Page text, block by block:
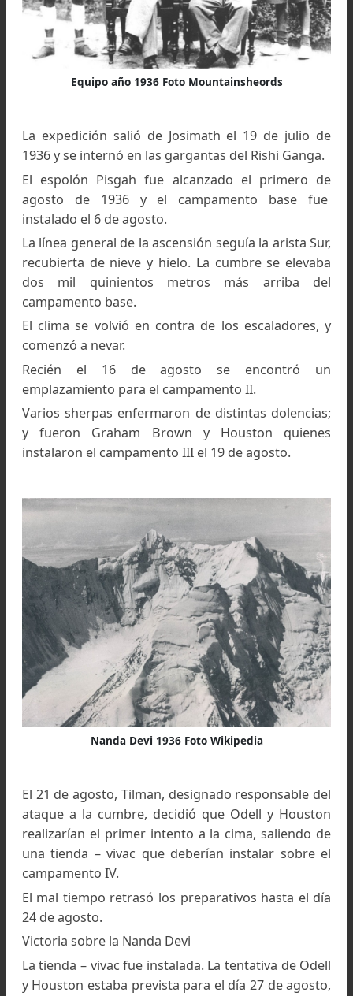
Charlie Houdson
El equipo angloamericano de 1936 estaba
por cuatro norteamericanos y cuatro ingleses.
Los americanos eran el doctor Charles Houston,
Adams Carter, W. F. Loomis y Arthur Emmons.
Los ingleses fueron: Tilman, Odell, T.
Brown y Peter Lloyd.
Los acompañaba un fuerte equipo de
sherpas: Pasang Kikuli, Kitar, Da Namgyal,
Tsering, Pasang Phutar y Nuri.